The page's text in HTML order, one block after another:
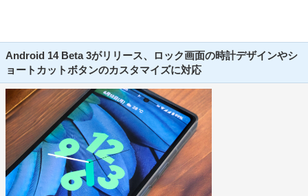
Android 14 Beta 3がリリース、ロック画面の時計デザインやシ
ョートカットボタンのカスタマイズに対応